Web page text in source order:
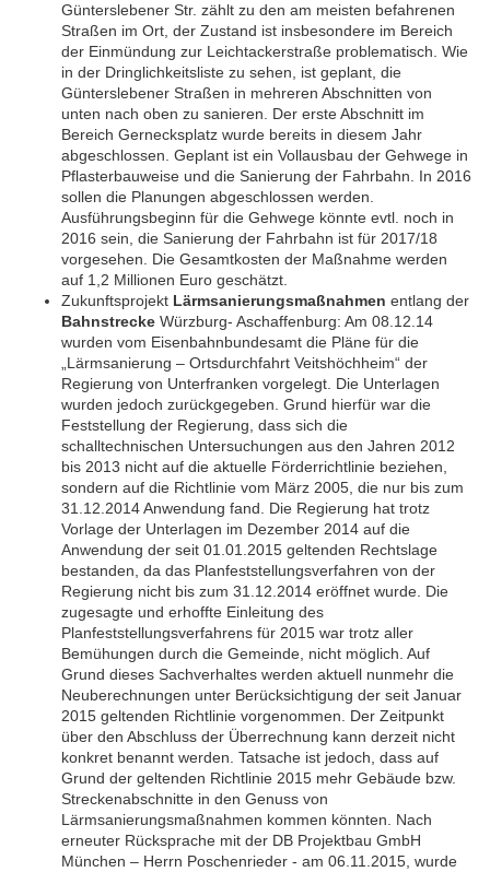
Günterslebener Str. zählt zu den am meisten befahrenen
Straßen im Ort, der Zustand ist insbesondere im Bereich
der Einmündung zur Leichtackerstraße problematisch. Wie
in der Dringlichkeitsliste zu sehen, ist geplant, die
Günterslebener Straßen in mehreren Abschnitten von
unten nach oben zu sanieren. Der erste Abschnitt im
Bereich Gernecksplatz wurde bereits in diesem Jahr
abgeschlossen. Geplant ist ein Vollausbau der Gehwege in
Pflasterbauweise und die Sanierung der Fahrbahn. In 2016
sollen die Planungen abgeschlossen werden.
Ausführungsbeginn für die Gehwege könnte evtl. noch in
2016 sein, die Sanierung der Fahrbahn ist für 2017/18
vorgesehen. Die Gesamtkosten der Maßnahme werden
auf 1,2 Millionen Euro geschätzt.
Zukunftsprojekt Lärmsanierungsmaßnahmen entlang der
Bahnstrecke Würzburg- Aschaffenburg: Am 08.12.14
wurden vom Eisenbahnbundesamt die Pläne für die
„Lärmsanierung – Ortsdurchfahrt Veitshöchheim“ der
Regierung von Unterfranken vorgelegt. Die Unterlagen
wurden jedoch zurückgegeben. Grund hierfür war die
Feststellung der Regierung, dass sich die
schalltechnischen Untersuchungen aus den Jahren 2012
bis 2013 nicht auf die aktuelle Förderrichtlinie beziehen,
sondern auf die Richtlinie vom März 2005, die nur bis zum
31.12.2014 Anwendung fand. Die Regierung hat trotz
Vorlage der Unterlagen im Dezember 2014 auf die
Anwendung der seit 01.01.2015 geltenden Rechtslage
bestanden, da das Planfeststellungsverfahren von der
Regierung nicht bis zum 31.12.2014 eröffnet wurde. Die
zugesagte und erhoffte Einleitung des
Planfeststellungsverfahrens für 2015 war trotz aller
Bemühungen durch die Gemeinde, nicht möglich. Auf
Grund dieses Sachverhaltes werden aktuell nunmehr die
Neuberechnungen unter Berücksichtigung der seit Januar
2015 geltenden Richtlinie vorgenommen. Der Zeitpunkt
über den Abschluss der Überrechnung kann derzeit nicht
konkret benannt werden. Tatsache ist jedoch, dass auf
Grund der geltenden Richtlinie 2015 mehr Gebäude bzw.
Streckenabschnitte in den Genuss von
Lärmsanierungsmaßnahmen kommen könnten. Nach
erneuter Rücksprache mit der DB Projektbau GmbH
München – Herrn Poschenrieder - am 06.11.2015, wurde